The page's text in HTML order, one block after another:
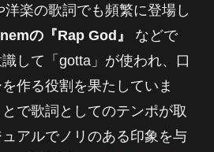
洋楽の歌詞でも頻繁に登場し
の『Rap God』
などで
して「gotta」が使われ、口
作る役割を果たしていま
で歌詞としてのテンポが取
アルでノリのある印象を与